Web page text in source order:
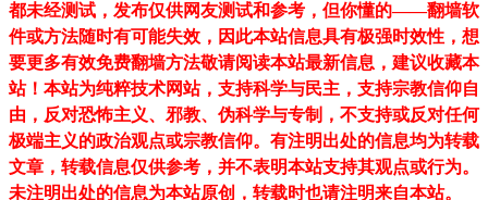
都未经测试，发布仅供网友测试和参考，但你懂的——翻墙软
件或方法随时有可能失效，因此本站信息具有极强时效性，想
要更多有效免费翻墙方法敬请阅读本站最新信息，建议收藏本
站！ 本站为纯粹技术网站，支持科学与民主，支持宗教信仰自
由，反对恐怖主义、邪教、伪科学与专制，不支持或反对任何
极端主义的政治观点或宗教信仰。有注明出处的信息均为转载
文章，转载信息仅供参考，并不表明本站支持其观点或行为。
未注明出处的信息为本站原创，转载时也请注明来自本站。